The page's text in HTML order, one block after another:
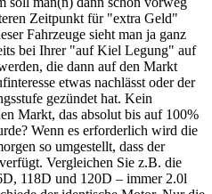
Zeitpunkt für "extra Geld"
Fahrzeuge sieht man ja ganz
bei Ihrer "auf Kiel Legung" auf
die dann auf den Markt
etwas nachlässt oder der
gezündet hat. Kein
Markt, das absolut bis auf 100%
Wenn es erforderlich wird die
so umgestellt, dass der
Vergleichen Sie z.B. die
118D und 120D – immer 2.0l